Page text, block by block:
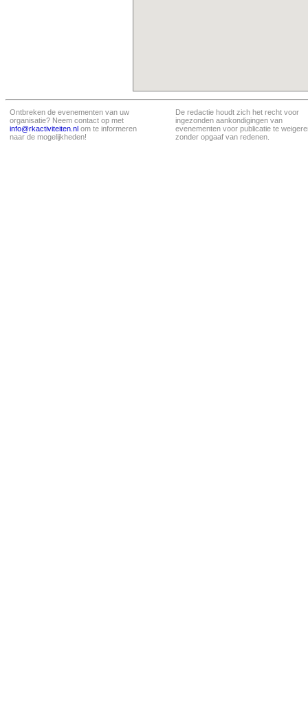
Ontbreken de evenementen van uw
organisatie? Neem contact op met
info@rkactiviteiten.nl om te informeren
naar de mogelijkheden!
De redactie houdt zich het recht voor
ingezonden aankondigingen van
evenementen voor publicatie te
zonder opgaaf van redenen.